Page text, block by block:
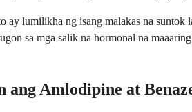
ay lumilikha ng isang malakas na
sa mga salik na hormonal na
ang Amlodipine at